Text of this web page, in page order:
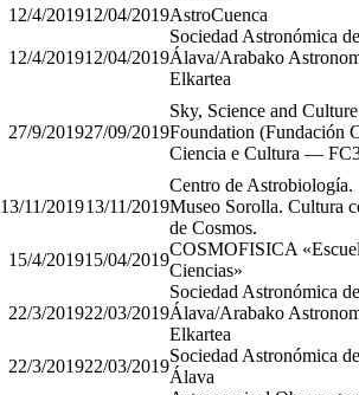
12/4/201912/04/2019AstroCuenca
12/4/201912/04/2019
Sociedad Astronómica de
Álava/Arabako
Elkartea
27/9/201927/09/2019
Sky, Science and Culture
Foundation (Fundación
Ciencia e Cultura —
13/11/201913/11/2019
Centro de Astrobiología.
Museo Sorolla. Cultura
de Cosmos.
15/4/201915/04/2019
COSMOFISICA
Ciencias»
22/3/201922/03/2019
Sociedad Astronómica de
Álava/Arabako
Elkartea
22/3/201922/03/2019
Sociedad Astronómica de
Álava